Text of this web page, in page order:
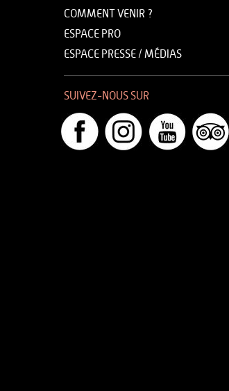
COMMENT VENIR ?
ESPACE PRO
ESPACE PRESSE / MÉDIAS
SUIVEZ-NOUS SUR